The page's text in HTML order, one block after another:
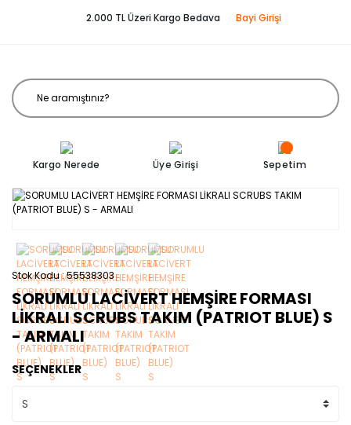
2.000 TL Üzeri Kargo Bedava Bayi Girişi
Kargo Nerede Üye Girişi Sepetim
Stok Kodu 55538303
SORUMLU LACİVERT HEMŞİRE FORMASI
LİKRALI SCRUBS TAKIM (PATRIOT BLUE) S
- ARMALI
SEÇENEKLER